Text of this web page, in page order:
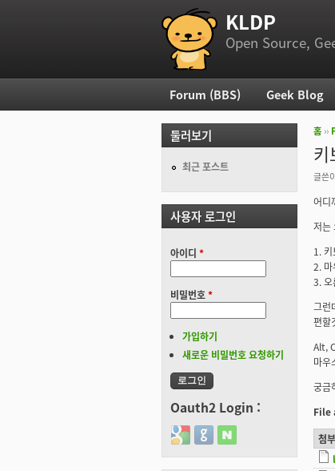
부 메뉴 KLDP
Open Source,
현
홈 ››
키
글쓴
어디
저는
1.
2. 마
3. 오
그런
편할
Alt,
마우
궁금
File
첨부
주 메뉴
Forum (BBS) Geek Blog
둘러보기
최근 포스트
사용자 로그인
아이디 *
비밀번호*
가입하기
새로운 비밀번호 요청하기
Oauth2 Login :
Login with Google
Login with GitHub
Login with Naver